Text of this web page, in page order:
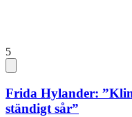
5
Frida Hylander:
ständigt sår”